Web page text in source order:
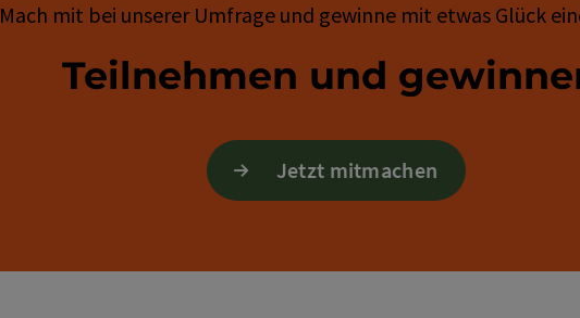
Mach mit bei unserer Umfrage und gewinne mit etwas Glück
Teilnehmen und
Jetzt mitmachen